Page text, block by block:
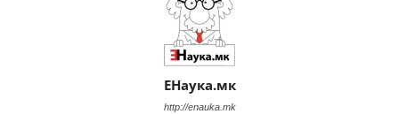
ЕНаука.мк
http://enauka.mk